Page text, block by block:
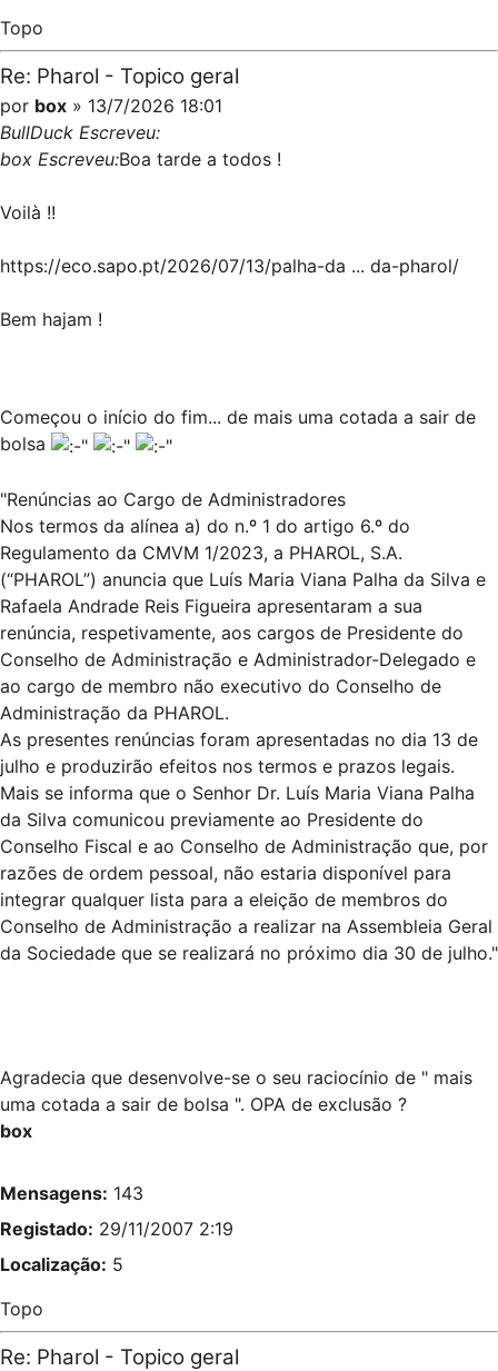
Topo
Re: Pharol - Topico geral
por box » 13/7/2026 18:01
BullDuck Escreveu:
box Escreveu:Boa tarde a todos !
Voilà !!
https://eco.sapo.pt/2026/07/13/palha-da ... da-pharol/
Bem hajam !
Começou o início do fim... de mais uma cotada a sair de
bolsa
"Renúncias ao Cargo de Administradores
Nos termos da alínea a) do n.º 1 do artigo 6.º do
Regulamento da CMVM 1/2023, a PHAROL, S.A.
(“PHAROL”) anuncia que Luís Maria Viana Palha da Silva e
Rafaela Andrade Reis Figueira apresentaram a sua
renúncia, respetivamente, aos cargos de Presidente do
Conselho de Administração e Administrador-Delegado e
ao cargo de membro não executivo do Conselho de
Administração da PHAROL.
As presentes renúncias foram apresentadas no dia 13 de
julho e produzirão efeitos nos termos e prazos legais.
Mais se informa que o Senhor Dr. Luís Maria Viana Palha
da Silva comunicou previamente ao Presidente do
Conselho Fiscal e ao Conselho de Administração que, por
razões de ordem pessoal, não estaria disponível para
integrar qualquer lista para a eleição de membros do
Conselho de Administração a realizar na Assembleia Geral
da Sociedade que se realizará no próximo dia 30 de julho."
Agradecia que desenvolve-se o seu raciocínio de " mais
uma cotada a sair de bolsa ". OPA de exclusão ?
box
Mensagens: 143
Registado: 29/11/2007 2:19
Localização: 5
Topo
Re: Pharol - Topico geral